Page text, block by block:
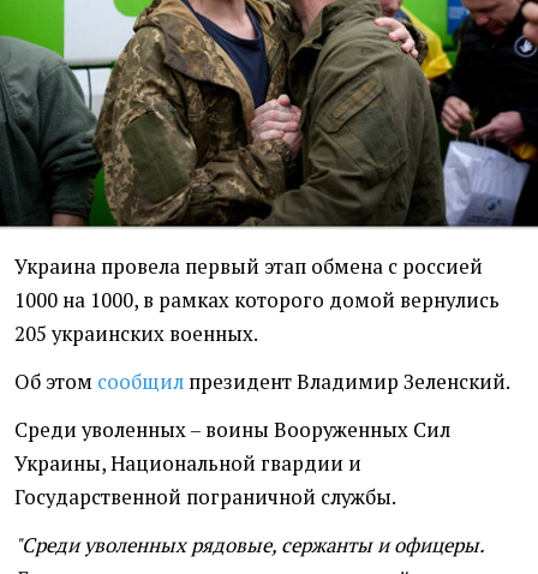
Украина провела первый этап обмена с россией
1000 на 1000, в рамках которого домой вернулись
205 украинских военных.
Об этом сообщил президент Владимир Зеленский.
Среди уволенных – воины Вооруженных Сил
Украины, Национальной гвардии и
Государственной пограничной службы.
"Среди уволенных рядовые, сержанты и офицеры.